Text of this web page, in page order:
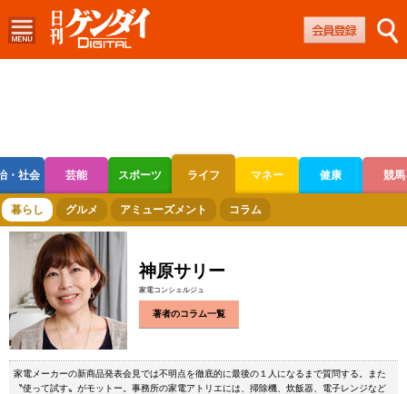
・社会 芸能 スポーツ ライフ マネー 健康 競馬
ボートレース 競輪 オートレース
暮らし グルメ アミューズメント コラム
神原サリー
家電コンシェルジュ
著者のコラム一覧
家電メーカーの新商品発表会見では不明点を徹底的に最後の１人になるまで質問する。また
〝使って試す〟がモットー。事務所の家電アトリエには、掃除機、炊飯器、電子レンジなど